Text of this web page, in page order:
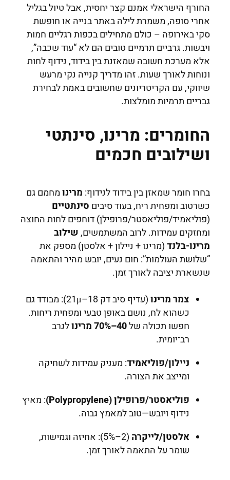
החורף הישראלי אמנם קצר יחסית, אבל טיול בגליל
אחרי סופה, משמרת לילה באתר בנייה או חופשת
סקי באירופה – כולם מתחילים בכפות רגליים חמות
ויבשות. גרביים תרמיים טובים הם לא “עוד שכבה”,
אלא מערכת חשובה שמאזנת בין בידוד, נידוף לחות
ונוחות לאורך שעות. זהו מדריך קנייה נקי מרעש
שיווקי, עם הקריטריונים שחשובים באמת לבחירת
גבריים תרמיות מומלצות.
החומרים: מרינו, סינתטי
ושילובים חכמים
בחרו חומר שמאזן בין בידוד לנידוף: מרינומחמם גם
כשרטוב ומפחית ריח, בעוד סיבים סינתטיים
(פוליאמיד/פוליאסטר/פרופילן) דוחפים לחות החוצה
ומחזקים עמידות. לרוב המשתמשים,שילוב
מרינו-בלנד(מרינו + ניילון + אלסטן) מספק את
“שלושת העולמות”: חום נעים, יובש מהיר והתאמה
שנשארת יציבה לאורך זמן.
צמר מרינו
(עדיף סיב דק 18–21μ): מבודד גם
כשהוא לח, נושם באופן טבעי ומפחית ריחות.
חפשו תכולה של40–70% מרינו
לגרב
רב־יומית.
ניילון/פוליאמיד: מעניק עמידות לשחיקה
ומייצב את הצורה.
פוליאסטר/פרופילן (Polypropylene)
: מאיץ
נידוף ויובש—טוב למאמץ גבוה.
אלסטן/לייקרה
(2–5%): אחיזה וגמישות,
שומר על התאמה לאורך זמן.